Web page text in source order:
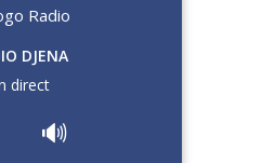
DJENA
direct
🔊